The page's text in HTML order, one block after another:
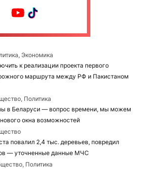
Экономика
к реализации проекта первого
маршрута между РФ и Пакистаном
Политика
в Беларуси — вопрос времени, мы можем
окна возможностей
повалил 2,4 тыс. деревьев, повредил
— уточненные данные МЧС
Политика